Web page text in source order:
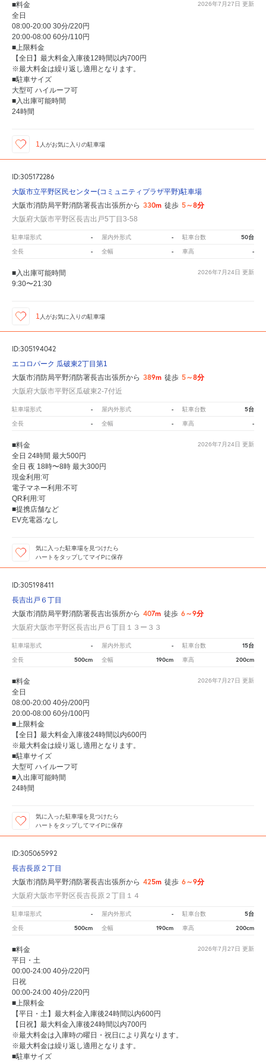
2026年7月27日 更新
■料金
全日
08:00-20:00 30分/220円
20:00-08:00 60分/110円
■上限料金
【全日】最大料金入庫後12時間以内700円
※最大料金は繰り返し適用となります。
■駐車サイズ
大型可 ハイルーフ可
■入出庫可能時間
24時間
1 人がお気に入りの駐車場
ID:305172286
大阪市立平野区民センター(コミュニティプラザ平野)駐車場
大阪市消防局平野消防署長吉出張所から 330m 徒歩 5～8分
大阪府大阪市平野区長吉出戸5丁目3-58
駐車場形式 - 屋内外形式 - 駐車台数 50台
全長 - 全幅 - 車高 -
2026年7月24日 更新
■入出庫可能時間
9:30〜21:30
1 人がお気に入りの駐車場
ID:305194042
エコロパーク 瓜破東2丁目第1
大阪市消防局平野消防署長吉出張所から 389m 徒歩 5～8分
大阪府大阪市平野区瓜破東2-7付近
駐車場形式 - 屋内外形式 - 駐車台数 5台
全長 - 全幅 - 車高 -
2026年7月24日 更新
■料金
全日 24時間 最大500円
全日 夜 18時〜8時 最大300円
現金利用:可
電子マネー利用:不可
QR利用:可
■提携店舗など
EV充電器:なし
気に入った駐車場を見つけたら
ハートをタップしてマイPに保存
ID:305198411
長吉出戸６丁目
大阪市消防局平野消防署長吉出張所から 407m 徒歩 6～9分
大阪府大阪市平野区長吉出戸６丁目１３ー３３
駐車場形式 - 屋内外形式 - 駐車台数 15台
全長 500cm 全幅 190cm 車高 200cm
2026年7月27日 更新
■料金
全日
08:00-20:00 40分/200円
20:00-08:00 60分/100円
■上限料金
【全日】最大料金入庫後24時間以内600円
※最大料金は繰り返し適用となります。
■駐車サイズ
大型可 ハイルーフ可
■入出庫可能時間
24時間
気に入った駐車場を見つけたら
ハートをタップしてマイPに保存
ID:305065992
長吉長原２丁目
大阪市消防局平野消防署長吉出張所から 425m 徒歩 6～9分
大阪府大阪市平野区長吉長原２丁目１４
駐車場形式 - 屋内外形式 - 駐車台数 5台
全長 500cm 全幅 190cm 車高 200cm
2026年7月27日 更新
■料金
平日・土
00:00-24:00 40分/220円
日祝
00:00-24:00 40分/220円
■上限料金
【平日・土】最大料金入庫後24時間以内600円
【日祝】最大料金入庫後24時間以内700円
※最大料金は入庫時の曜日・祝日により異なります。
※最大料金は繰り返し適用となります。
■駐車サイズ